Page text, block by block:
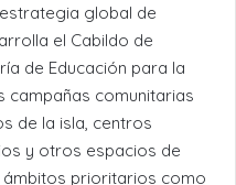
global de
el Cabildo de
de Educación para la
campañas comunitarias
de la isla, centros
y otros espacios de
prioritarios como